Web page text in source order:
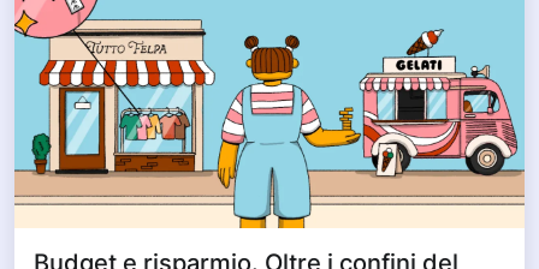
Budget e risparmio. Oltre i confini del